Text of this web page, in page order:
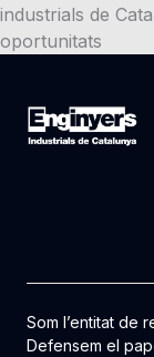
industrials de
oportunitats
Som l’entitat de
Defensem el